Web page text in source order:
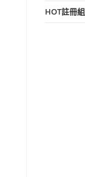
HOT註冊組